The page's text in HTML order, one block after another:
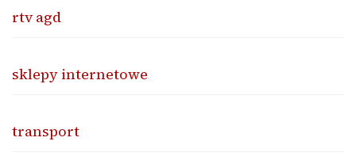
rtv agd
sklepy internetowe
transport